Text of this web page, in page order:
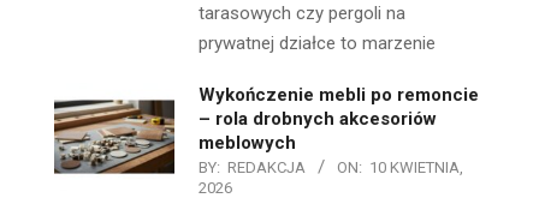
tarasowych czy pergoli na
prywatnej działce to marzenie
Wykończenie mebli po remoncie
– rola drobnych akcesoriów
meblowych
BY: REDAKCJA ON: 10 KWIETNIA,
2026